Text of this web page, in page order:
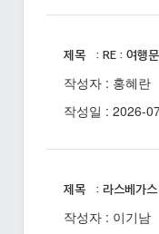
제목 : RE : 여행
작성자 : 홍혜란
작성일 : 2026-
제목 : 라스베가스
작성자 : 이기남